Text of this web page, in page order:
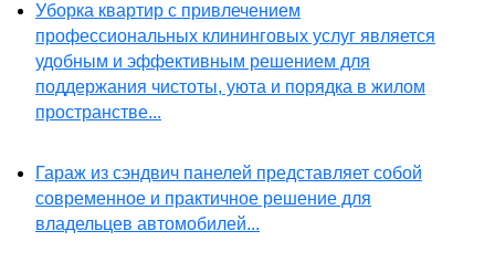
Уборка квартир с привлечением
профессиональных клининговых услуг является
удобным и эффективным решением для
поддержания чистоты, уюта и порядка в жилом
пространстве...
Гараж из сэндвич панелей представляет собой
современное и практичное решение для
владельцев автомобилей...